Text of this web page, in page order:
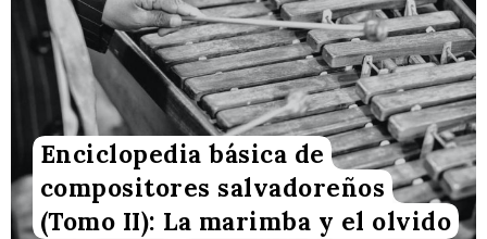
Enciclopedia básica de
compositores salvadoreños
(Tomo II): La marimba y el olvido